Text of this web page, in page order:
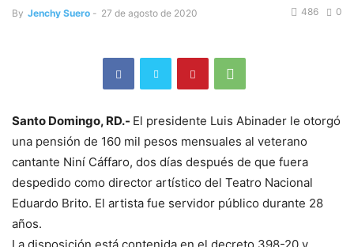
By Jenchy Suero - 27 de agosto de 2020 0
486
Santo Domingo, RD.- El presidente Luis Abinader le otorgó
una pensión de 160 mil pesos mensuales al veterano
cantante Niní Cáffaro, dos días después de que fuera
despedido como director artístico del Teatro Nacional
Eduardo Brito. El artista fue servidor público durante 28
años.